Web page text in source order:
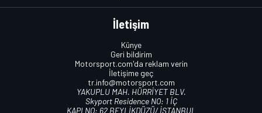
İletişim
Künye
Geri bildirim
Motorsport.com'da reklam verin
İletişime geç
tr.info@motorsport.com
YAKUPLU MAH. HÜRRİYET BLV.
Skyport Residence NO: 1 İÇ
KAPI NO: 62 BEYLİKDÜZÜ/ İSTANBUL